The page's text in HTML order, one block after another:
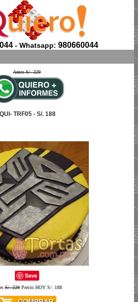
- Whatsapp: 980660044
Antes S/. 229
IQUI- TRF05 - S/. 188
Save
S/. 229Precio HOY S/. 188